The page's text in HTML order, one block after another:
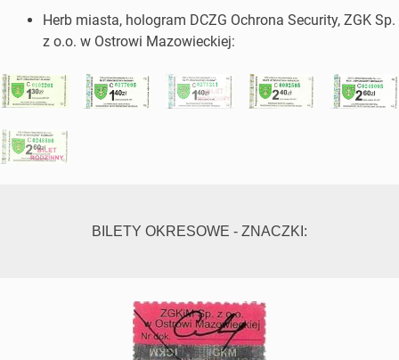
Herb miasta, hologram DCZG Ochrona Security, ZGK Sp.
z o.o. w Ostrowi Mazowieckiej:
BILETY OKRESOWE - ZNACZKI: